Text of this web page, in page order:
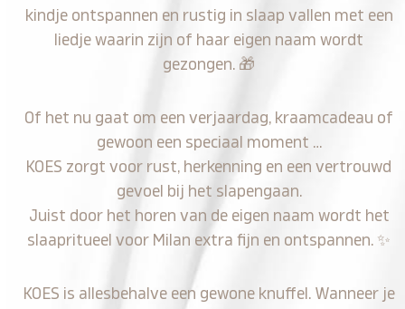
kindje ontspannen en rustig in slaap vallen met een
liedje waarin zijn of haar eigen naam wordt
gezongen. 🎁
Of het nu gaat om een verjaardag, kraamcadeau of
gewoon een speciaal moment …
KOES zorgt voor rust, herkenning en een vertrouwd
gevoel bij het slapengaan.
Juist door het horen van de eigen naam wordt het
slaapritueel voor Milan extra fijn en ontspannen. ✨
KOES is allesbehalve een gewone knuffel. Wanneer je